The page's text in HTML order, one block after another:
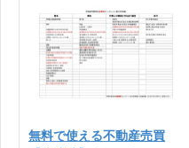
無料で使える不動産売買